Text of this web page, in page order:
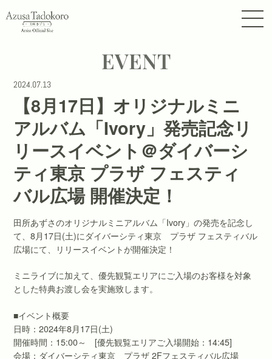
EVENT
2024.07.13
【8月17日】オリジナルミニ
アルバム「Ivory」発売記念リ
リースイベント＠ダイバーシ
ティ東京 プラザ フェスティ
バル広場 開催決定！
田所あずさのオリジナルミニアルバム「Ivory」の発売を記念し
て、8月17日(土)にダイバーシティ東京 プラザ フェスティバル
広場にて、リリースイベントが開催決定！
ミニライブに加えて、優先観覧エリアにご入場のお客様を対象
とした特典お渡し会を実施致します。
■イベント概要
日時：2024年8月17日(土)
開催時間：15:00～ [優先観覧エリアご入場開始：14:45]
会場：ダイバーシティ東京 プラザ 2Fフェスティバル広場